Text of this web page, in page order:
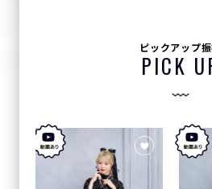
ピックアップ
PICK